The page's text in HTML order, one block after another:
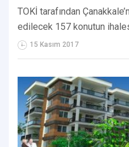
TOKİ tarafından
edilecek 157 konutun
15 Kasım 2017